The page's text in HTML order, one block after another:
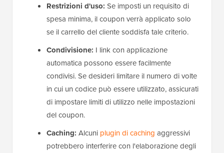
Restrizioni d'uso: Se imposti un requisito di
spesa minima, il coupon verrà applicato solo
se il carrello del cliente soddisfa tale criterio.
Condivisione: I link con applicazione
automatica possono essere facilmente
condivisi. Se desideri limitare il numero di volte
in cui un codice può essere utilizzato, assicurati
di impostare limiti di utilizzo nelle impostazioni
del coupon.
Caching: Alcuni plugin di caching aggressivi
potrebbero interferire con l'elaborazione degli